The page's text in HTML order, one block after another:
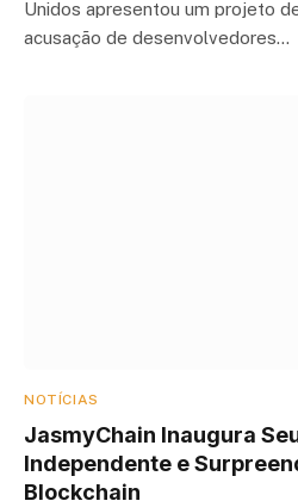
Unidos apresentou um projeto
acusação de desenvolvedores…
NOTÍCIAS
JasmyChain Inaugura
Independente e
Blockchain